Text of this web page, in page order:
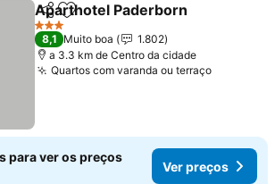
PartilharAdicionar aos favoritos
Aparthotel Paderborn
3 Estrelas
8,1 Muito boa
1.802
a 3.3 km de Centro da cidade
Quartos com varanda ou terraço
para ver os preços
Ver preços